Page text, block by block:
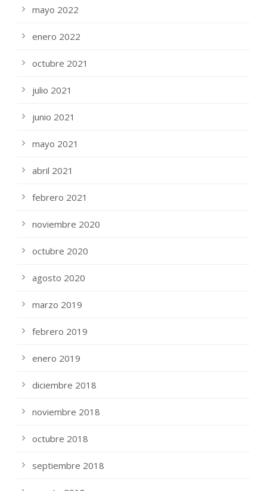
mayo 2022
enero 2022
octubre 2021
julio 2021
junio 2021
mayo 2021
abril 2021
febrero 2021
noviembre 2020
octubre 2020
agosto 2020
marzo 2019
febrero 2019
enero 2019
diciembre 2018
noviembre 2018
octubre 2018
septiembre 2018